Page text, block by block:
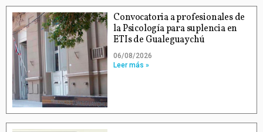
Convocatoria a profesionales de
la Psicología para suplencia en
ETIs de Gualeguaychú
06/08/2026
Leer más »